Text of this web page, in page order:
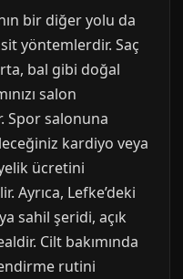
bir diğer yolu da
yöntemlerdir. Saç
bal gibi doğal
salon
Spor salonuna
kardiyo veya
ücretini
Ayrıca, Lefke’deki
sahil şeridi, açık
Cilt bakımında
rutini